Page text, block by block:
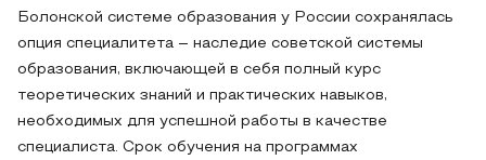
Болонской системе образования у России сохранялась
опция специалитета – наследие советской системы
образования, включающей в себя полный курс
теоретических знаний и практических навыков,
необходимых для успешной работы в качестве
специалиста. Срок обучения на программах